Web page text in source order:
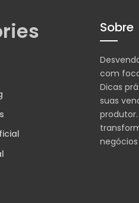
Sobre
com
Dicas
suas